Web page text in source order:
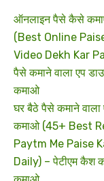
ऑनलाइन पैसे कैसे
(Best Online
Video Dekh Kar
पैसे कमाने वाला एप
कमाओ
घर बैठे पैसे कमाने
कमाओ (45+ Best
Paytm Me Paise
Daily) – पेटीएम कैश